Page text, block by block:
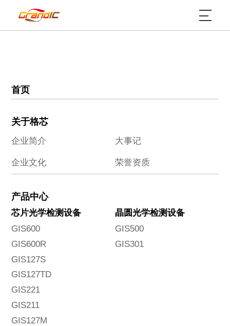
首页
关于格芯
企业简介 大事记
企业文化 荣誉资质
产品中心
芯片光学检测设备
GIS600
GIS600R
GIS127S
GIS127TD
GIS221
GIS211
GIS127M
晶圆光学检测设备
GIS500
GIS301